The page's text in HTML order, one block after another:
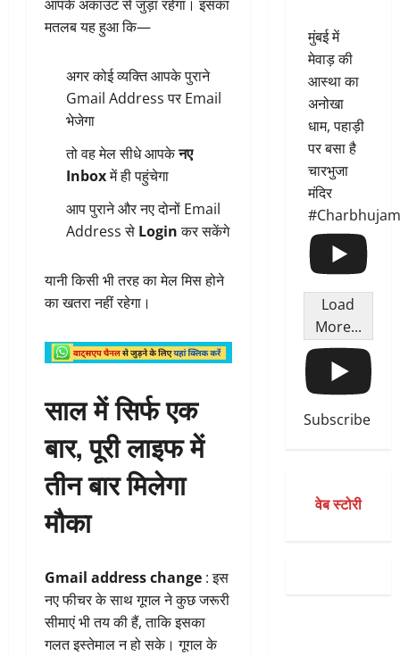
आपके अकाउंट से जुड़ा रहेगा। इसका
मतलब यह हुआ कि—
अगर कोई व्यक्ति आपके पुराने
Gmail Address पर Email
भेजेगा
तो वह मेल सीधे आपकेनए
Inboxमें ही पहुंचेगा
आप पुराने और नए दोनों Email
Address से Loginकर सकेंगे
यानी किसी भी तरह का मेल मिस होने
का खतरा नहीं रहेगा।
साल में सिर्फ एक
बार, पूरी लाइफ में
तीन बार मिलेगा
मौका
Gmail address change : इस
नए फीचर के साथ गूगल ने कुछ जरूरी
सीमाएं भी तय की हैं, ताकि इसका
गलत इस्तेमाल न हो सके। गूगल के
मुंबई में
मेवाड़ की
आस्था का
अनोखा
धाम, पहाड़ी
पर बसा है
चारभुजा
मंदिर
Load
More...
Subscribe
वेब स्टोरी